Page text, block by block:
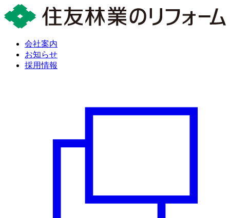
会社案内
お知らせ
採用情報